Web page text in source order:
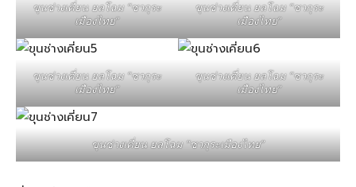
ขุนช่างเคี่ยน ยลโฉม “ซากุระ
เมืองไทย”
ขุนช่างเคี่ยน ยลโฉม “ซากุระ
เมืองไทย”
ขุนช่างเคี่ยน ยลโฉม “ซากุระ
เมืองไทย”
ขุนช่างเคี่ยน ยลโฉม “ซากุระ
เมืองไทย”
ขุนช่างเคี่ยน ยลโฉม “ซากุระเมืองไทย”